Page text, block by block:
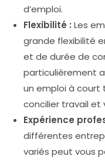
d’emploi.
Flexibilité : Les
grande flexibilité
et de durée de
particulièrement
un emploi à court
concilier travail et
Expérience
différentes
variés peut vous